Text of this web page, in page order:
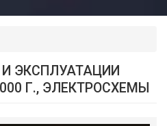
ЭКСПЛУАТАЦИИ
Г., ЭЛЕКТРОСХЕМЫ